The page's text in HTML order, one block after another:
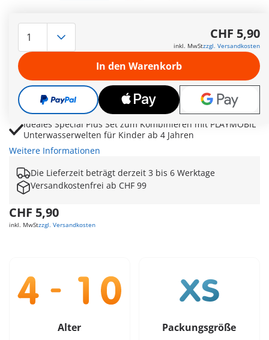
Spritzkrake mit Pipettenfunktion nimmt Wasser auf und
sorgt für lustige Spritzschlachten
Dekomuschel mit Saugnapf lässt sich flexibel an glatten
Flächen befestigen
Haarblüte, Armmanschetten und Minimuscheln ergänzen
fantasievolle Meerjungfrauen-Szenen
Ideales Special Plus Set zum Kombinieren mit PLAYMOBIL
Unterwasserwelten für Kinder ab 4 Jahren
Weitere Informationen
Die Lieferzeit beträgt derzeit 3 bis 6 Werktage
Versandkostenfrei ab CHF 99
CHF 5,90
inkl. MwStzzgl. Versandkosten
CHF 5,90
inkl. MwStzzgl. Versandkosten
In den Warenkorb
Alter Packungsgröße